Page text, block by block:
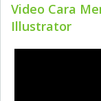
Video Cara
Illustrator